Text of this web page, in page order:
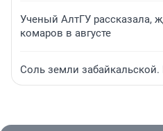
Ученый АлтГУ рассказала,
комаров в августе
Соль земли